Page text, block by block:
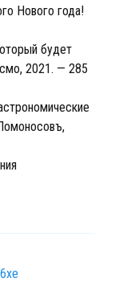
Нового года!
будет
2021. — 285